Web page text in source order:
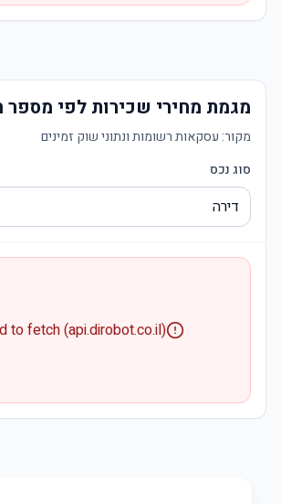
מגמת מחירי שכירות לפי מספר
מקור: עסקאות רשומות ונתוני שוק זמינים
סוג נכס
to fetch (api.dirobot.co.il)